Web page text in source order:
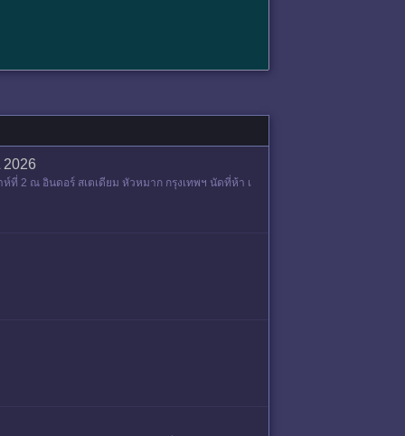
ที่ 2 ณ อินดอร์ สเตเดียม หัวหมาก กรุงเทพฯ นัดที่ห้า เ